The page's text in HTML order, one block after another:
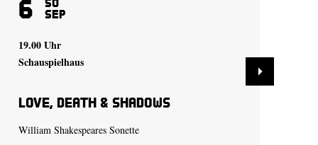
6 Sep
19.00 Uhr
Schauspielhaus
Love, Death & Shadows
William Shakespeares Sonette